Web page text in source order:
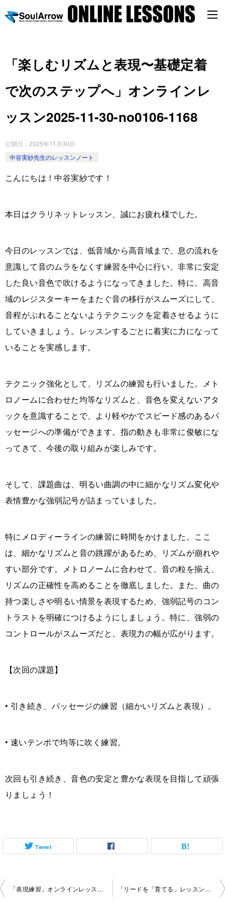
「楽しむリズムと表現〜基礎定着
で次のステップへ」オンラインレ
ッスン2025-11-30-no0106-1168
公開日： 2025年11月30日
中谷実紗先生のレッスンノート
こんにちは！中谷実紗です！
本日はクラリネットレッスン、誠にお疲れ様でした。
今日のレッスンでは、低音域から高音域まで、息の流れを
意識して音のムラをなくす練習を中心に行い、非常に安定
した良い音色で吹けるようになってきました。特に、高音
域のレジスターキーをまたぐ音の移行がスムーズにして、
音程がぶれることないようテクニックを定着させるように
していきましょう。レッスンするごとに着実に力になって
いることを実感します。
テクニック強化として、リズムの練習も行いました。メト
ロノームに合わせた均等なリズムと、音色を変えないアタ
ックを意識することで、より軽やかでスピード感のあるパ
ッセージへの準備ができます。指の動きも非常に俊敏にな
ってきて、今後の取り組みが楽しみです。
そして、課題曲は、明るい曲調の中に細かなリズム変化や
表情豊かな強弱記号が詰まっていました。
特にメロディーラインの練習に時間をかけました。ここ
は、細かなリズムと音の跳躍があるため、リズムが崩れや
すい部分です。メトロノームに合わせて、音の粒を揃え、
リズムの正確性を高めることを徹底しました。また、曲の
持つ楽しさや明るい情景を表現するため、強弱記号のコン
トラストを明確につけるようにしましょう。特に、強弱の
コントロールがスムーズだと、表現力の幅が広がります。
【次回の課題】
• 引き続き、パッセージの練習（細かいリズムと表現）。
• 速いテンポで均等に吹く練習。
次回も引き続き、音色の安定と豊かな表現を目指して頑張
りましょう！
Tweet
投
「表現練習」オンラインレッスン2025-11-24-no0106-1168 「リードを「育てる」レッスンと正確なリズム」オンラインレッスン2025-12-11-no0106-1168